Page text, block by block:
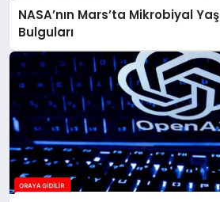
NASA’nın Mars’ta Mikrobiyal
Bulguları